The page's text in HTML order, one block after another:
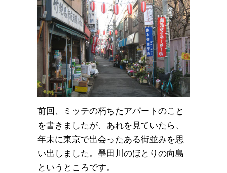
前回、ミッテの朽ちたアパートのこと
を書きましたが、あれを見ていたら、
年末に東京で出会ったある街並みを思
い出しました。墨田川のほとりの向島
というところです。